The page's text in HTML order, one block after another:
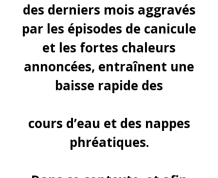
des derniers mois aggravés
par les épisodes de canicule
et les fortes chaleurs
annoncées, entraînent une
baisse rapide des
cours d’eau et des nappes
phréatiques.